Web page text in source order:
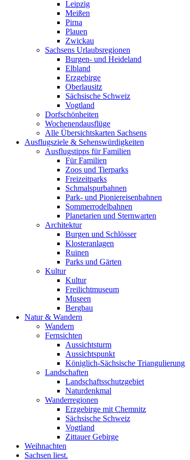
Leipzig
Meißen
Pirna
Plauen
Zwickau
Sachsens Urlaubsregionen
Burgen- und Heideland
Elbland
Erzgebirge
Oberlausitz
Sächsische Schweiz
Vogtland
Dorfschönheiten
Wochenendausflüge
Alle Übersichtskarten Sachsens
Ausflugsziele & Sehenswürdigkeiten
Ausflugstipps für Familien
Für Familien
Zoos und Tierparks
Freizeitparks
Schmalspurbahnen
Park- und Pioniereisenbahnen
Sommerrodelbahnen
Planetarien und Sternwarten
Architektur
Burgen und Schlösser
Klosteranlagen
Ruinen
Parks und Gärten
Kultur
Kultur
Freilichtmuseum
Museen
Bergbau
Natur & Wandern
Wandern
Fernsichten
Aussichtsturm
Aussichtspunkt
Königlich-Sächsische Triangulierung
Landschaften
Landschaftsschutzgebiet
Naturdenkmal
Wanderregionen
Erzgebirge mit Chemnitz
Sächsische Schweiz
Vogtland
Zittauer Gebirge
Weihnachten
Sachsen liest.